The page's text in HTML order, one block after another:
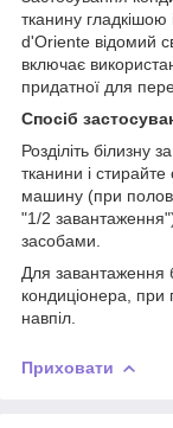
тканину
d'Oriente відомий
включає
придатної для
Спосіб
Розділіть білизну
тканини і
машину (при
"1/2
засобами.
Для завантаження
кондиціонера, при
навпіл.
Приховати